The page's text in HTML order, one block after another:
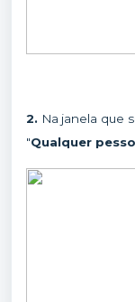
2. Na janela que
"Qualquer